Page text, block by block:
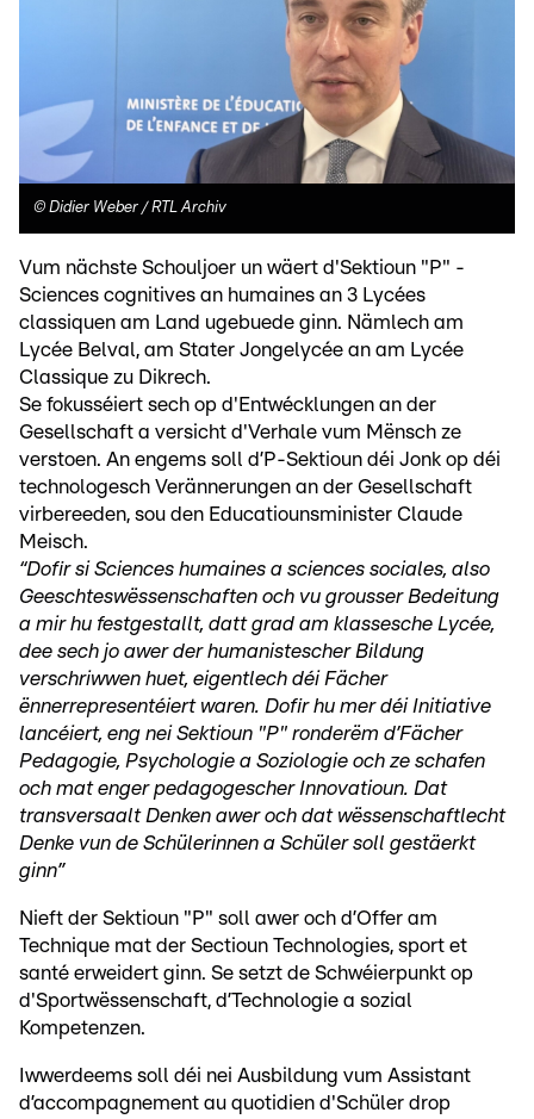
© Didier Weber / RTL Archiv
Vum nächste Schouljoer un wäert d'Sektioun "P" -
Sciences cognitives an humaines an 3 Lycées
classiquen am Land ugebuede ginn. Nämlech am
Lycée Belval, am Stater Jongelycée an am Lycée
Classique zu Dikrech.
Se fokusséiert sech op d'Entwécklungen an der
Gesellschaft a versicht d'Verhale vum Mënsch ze
verstoen. An engems soll d’P-Sektioun déi Jonk op déi
technologesch Verännerungen an der Gesellschaft
virbereeden, sou den Educatiounsminister Claude
Meisch.
“Dofir si Sciences humaines a sciences sociales, also
Geeschteswëssenschaften och vu grousser Bedeitung
a mir hu festgestallt, datt grad am klassesche Lycée,
dee sech jo awer der humanistescher Bildung
verschriwwen huet, eigentlech déi Fächer
ënnerrepresentéiert waren. Dofir hu mer déi Initiative
lancéiert, eng nei Sektioun "P" ronderëm d’Fächer
Pedagogie, Psychologie a Soziologie och ze schafen
och mat enger pedagogescher Innovatioun. Dat
transversaalt Denken awer och dat wëssenschaftlecht
Denke vun de Schülerinnen a Schüler soll gestäerkt
ginn”
Nieft der Sektioun "P" soll awer och d’Offer am
Technique mat der Sectioun Technologies, sport et
santé erweidert ginn. Se setzt de Schwéierpunkt op
d'Sportwëssenschaft, d’Technologie a sozial
Kompetenzen.
Iwwerdeems soll déi nei Ausbildung vum Assistant
d’accompagnement au quotidien d'Schüler drop